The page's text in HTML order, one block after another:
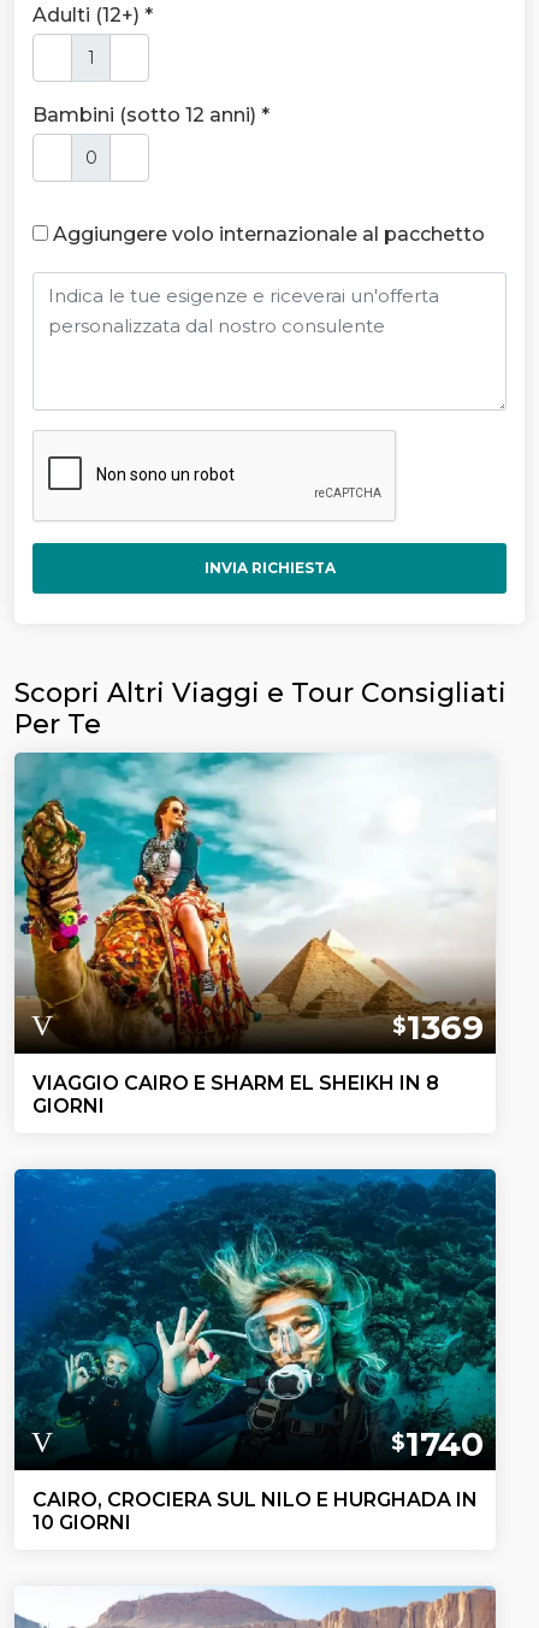
Adulti (12+) *
Bambini (sotto 12 anni) *
Aggiungere volo internazionale al pacchetto
INVIA RICHIESTA
Scopri Altri Viaggi e Tour Consigliati
Per Te
$1369
VIAGGIO CAIRO E SHARM EL SHEIKH IN 8
GIORNI
$1740
CAIRO, CROCIERA SUL NILO E HURGHADA IN
10 GIORNI